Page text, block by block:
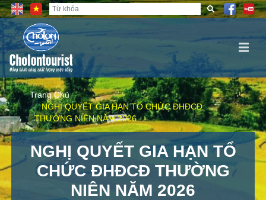
Trang Chủ
NGHỊ QUYẾT GIA HẠN TỔ CHỨC ĐHĐCĐ
THƯỜNG NIÊN NĂM 2026
NGHỊ QUYẾT GIA HẠN TỔ
CHỨC ĐHĐCĐ THƯỜNG
NIÊN NĂM 2026